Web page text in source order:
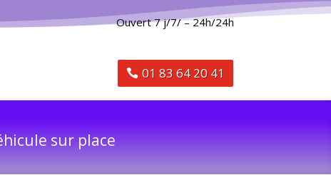
Ouvert 7 j/7/ – 24h/24h
01 83 64 20 41
sur place